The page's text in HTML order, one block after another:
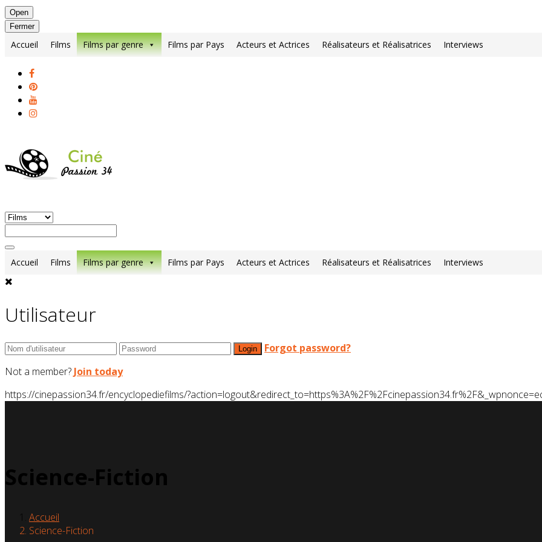
Open
Fermer
Accueil Films Films par genre Films par Pays Acteurs et Actrices Réalisateurs et Réalisatrices Interviews
Accueil Films Films par genre Films par Pays Acteurs et Actrices Réalisateurs et Réalisatrices Interviews
Utilisateur
Forgot password?
Not a member? Join today
https://cinepassion34.fr/encyclopediefilms/
Science-Fiction
Accueil
Science-Fiction